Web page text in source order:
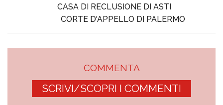
CASA DI RECLUSIONE DI ASTI
CORTE D'APPELLO DI PALERMO
COMMENTA
SCRIVI/SCOPRI I COMMENTI